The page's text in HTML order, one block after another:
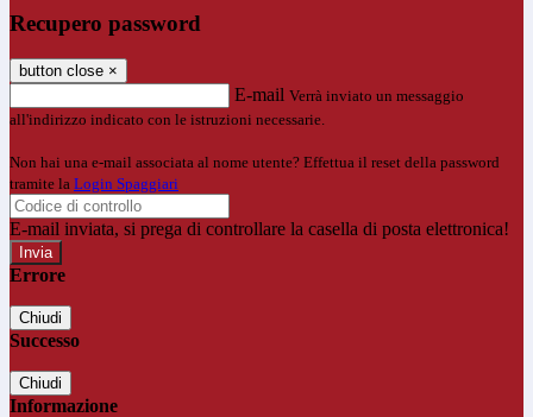
Recupero password
button close ×
E-mail Verrà inviato un messaggio
all'indirizzo indicato con le istruzioni necessarie.
Non hai una e-mail associata al nome utente? Effettua il reset della password
tramite la Login Spaggiari
E-mail inviata, si prega di controllare la casella di posta elettronica!
Errore
Chiudi
Successo
Chiudi
Informazione